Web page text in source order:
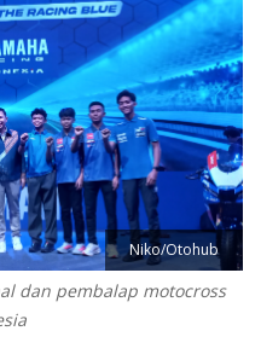
Niko/Otohub
dan pembalap motocross